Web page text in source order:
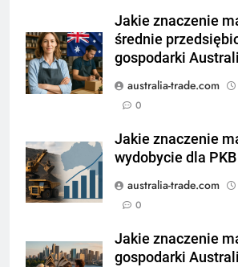
Jakie znaczenie
średnie
gospodarki
australia-trade.com
0
Jakie znaczenie
wydobycie dla
australia-trade.com
0
Jakie znaczenie
gospodarki